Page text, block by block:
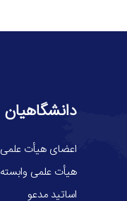
دانشگاهیان
اعضای هیأت علمی
هیأت علمی وابسته
اساتید مدعو